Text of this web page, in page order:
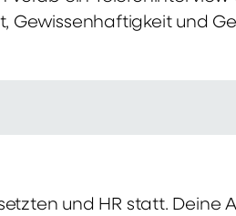
Gewissenhaftigkeit und
und HR statt. Deine